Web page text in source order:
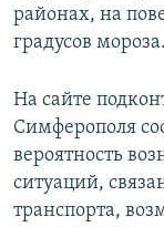
районах, на
градусов мороза.
На сайте
Симферополя
вероятность
ситуаций,
транспорта,